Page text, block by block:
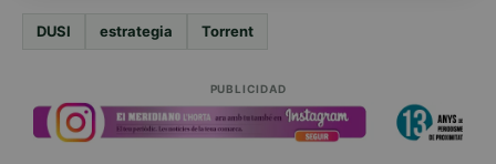
DUSI estrategia Torrent
PUBLICIDAD